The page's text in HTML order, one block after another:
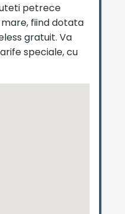
petrece
fiind dotata
gratuit. Va
speciale, cu